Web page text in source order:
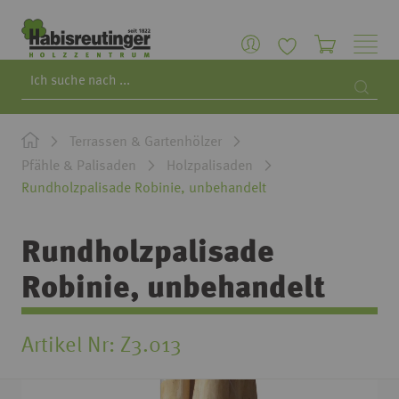
Terrassen & Gartenhölzer
Pfähle & Palisaden
Holzpalisaden
Rundholzpalisade Robinie, unbehandelt
Rundholzpalisade
Robinie, unbehandelt
Artikel Nr Z3.013